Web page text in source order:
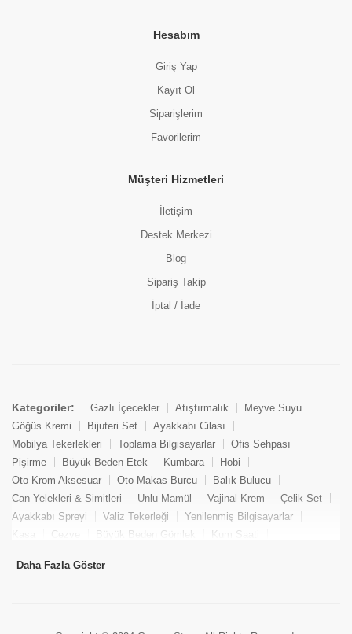
Hesabım
Giriş Yap
Kayıt Ol
Siparişlerim
Favorilerim
Müşteri Hizmetleri
İletişim
Destek Merkezi
Blog
Sipariş Takip
İptal / İade
Kategoriler: Gazlı İçecekler Atıştırmalık
Meyve Suyu
Göğüs Kremi
Bijuteri Set
Ayakkabı Cilası
Mobilya Tekerlekleri
Toplama Bilgisayarlar
Ofis Sehpası
Pişirme
Büyük Beden Etek Kumbara
Hobi
Oto Krom Aksesuar
Oto Makas Burcu
Balık Bulucu
Can Yelekleri & Simitleri
Unlu Mamül Vajinal Krem
Çelik Set
Ayakkabı Spreyi
Valiz Tekerleği
Yenilenmiş Bilgisayarlar
Kasa
Cezve Büyük Beden Gömlek
Kum Saati
Tekne Bağlama & Demirleme
Daha Fazla Göster